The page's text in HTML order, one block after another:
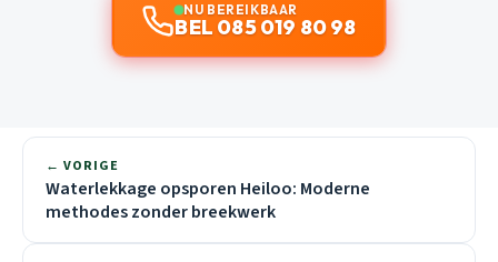
NU BEREIKBAAR
BEL 085 019 80 98
← VORIGE
Waterlekkage opsporen Heiloo: Moderne
methodes zonder breekwerk